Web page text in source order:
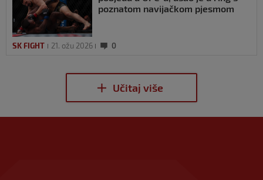
poznatom navijačkom pjesmom
SK FIGHT 21. ožu 2026 0